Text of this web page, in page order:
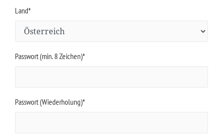
Land*
Passwort (min. 8 Zeichen)*
Passwort (Wiederholung)*